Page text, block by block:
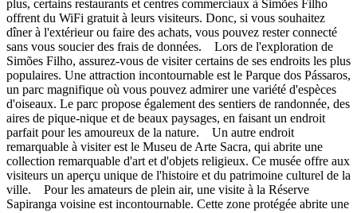
plus, certains restaurants et centres commerciaux à Simões Filho
offrent du WiFi gratuit à leurs visiteurs. Donc, si vous souhaitez
dîner à l'extérieur ou faire des achats, vous pouvez rester connecté
sans vous soucier des frais de données. Lors de l'exploration de
Simões Filho, assurez-vous de visiter certains de ses endroits les plus
populaires. Une attraction incontournable est le Parque dos Pássaros,
un parc magnifique où vous pouvez admirer une variété d'espèces
d'oiseaux. Le parc propose également des sentiers de randonnée, des
aires de pique-nique et de beaux paysages, en faisant un endroit
parfait pour les amoureux de la nature. Un autre endroit
remarquable à visiter est le Museu de Arte Sacra, qui abrite une
collection remarquable d'art et d'objets religieux. Ce musée offre aux
visiteurs un aperçu unique de l'histoire et du patrimoine culturel de la
ville. Pour les amateurs de plein air, une visite à la Réserve
Sapiranga voisine est incontournable. Cette zone protégée abrite une